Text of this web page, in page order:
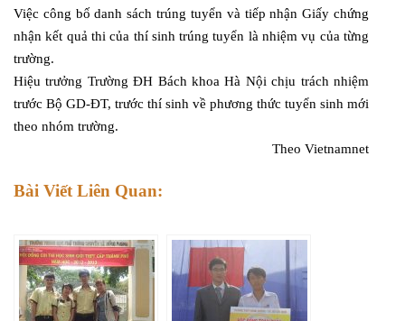
Việc công bố danh sách trúng tuyển và tiếp nhận Giấy chứng
nhận kết quả thi của thí sinh trúng tuyển là nhiệm vụ của từng
trường.
Hiệu trưởng Trường ĐH Bách khoa Hà Nội chịu trách nhiệm
trước Bộ GD-ĐT, trước thí sinh về phương thức tuyển sinh mới
theo nhóm trường.
Theo Vietnamnet
Bài Viết Liên Quan: